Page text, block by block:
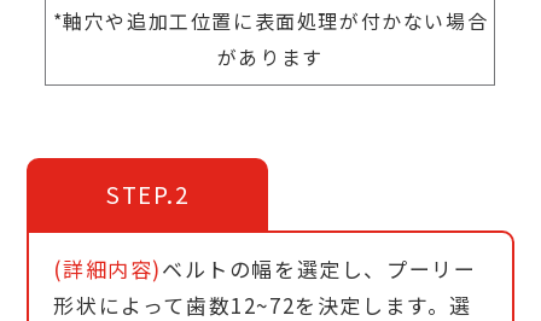
*軸穴や追加工位置に表面処理が付かない場合
があります
STEP.2
(詳細内容)ベルトの幅を選定し、プーリー
形状によって歯数12~72を決定します。選